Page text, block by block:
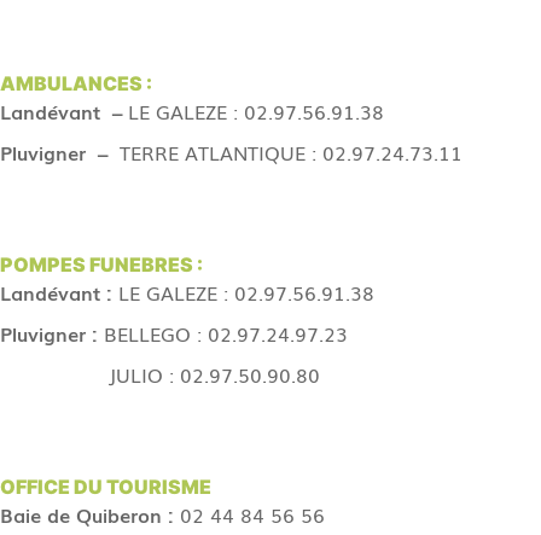
AMBULANCES :
Landévant –LE GALEZE : 02.97.56.91.38
Pluvigner –TERRE ATLANTIQUE : 02.97.24.73.11
POMPES FUNEBRES :
Landévant : LE GALEZE : 02.97.56.91.38
Pluvigner : BELLEGO : 02.97.24.97.23
JULIO : 02.97.50.90.80
OFFICE DU TOURISME
Baie de Quiberon : 02 44 84 56 56